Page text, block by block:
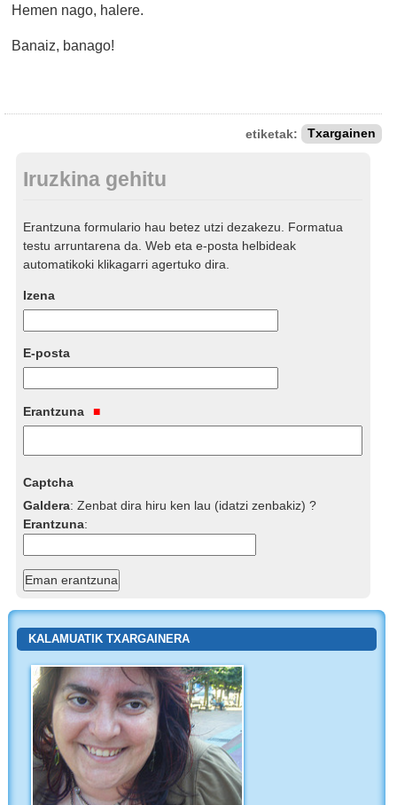
Hemen nago, halere.
Banaiz, banago!
etiketak: Txargainen
Iruzkina gehitu
Erantzuna formulario hau betez utzi dezakezu. Formatua
testu arruntarena da. Web eta e-posta helbideak
automatikoki klikagarri agertuko dira.
Izena
E-posta
Erantzuna
Captcha
Galdera:Zenbat dira hiru ken lau (idatzi zenbakiz) ?
Erantzuna:
KALAMUATIK TXARGAINERA